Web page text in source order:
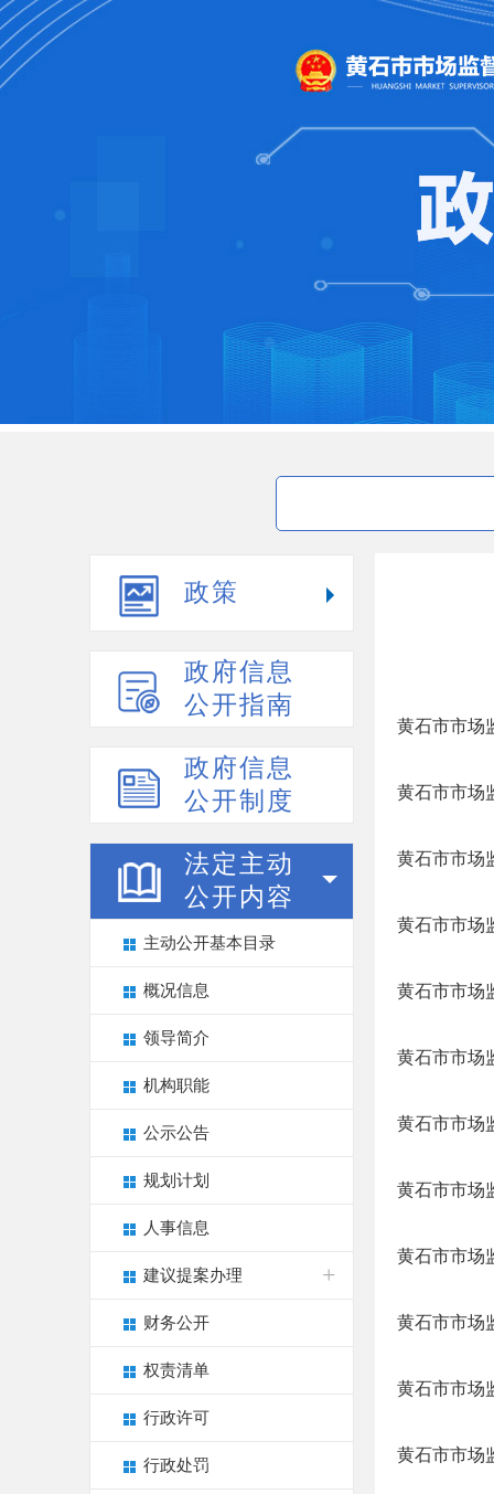
政策
政府信息
公开指南
政府信息
公开制度
法定主动
公开内容
主动公开基本目录
概况信息
领导简介
机构职能
公示公告
规划计划
人事信息
建议提案办理
财务公开
权责清单
行政许可
行政处罚
黄石市市场
黄石市市场
黄石市市场
黄石市市场
黄石市市场
黄石市市场
黄石市市场
黄石市市场
黄石市市场
黄石市市场
黄石市市场
黄石市市场